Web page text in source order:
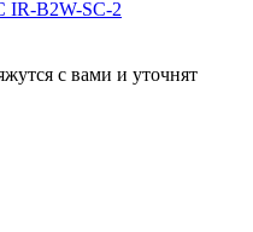
IR-B2W-SC-2
с вами и уточнят